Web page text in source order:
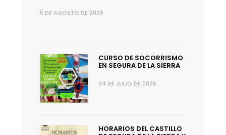
5 DE AGOSTO DE 2026
CURSO DE SOCORRISMO
EN SEGURA DE LA SIERRA
24 DE JULIO DE 2026
HORARIOS DEL CASTILLO